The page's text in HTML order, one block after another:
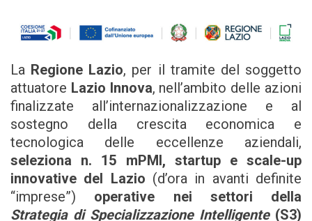
La Regione Lazio, per il tramite del soggetto
attuatore Lazio Innova, nell’ambito delle azioni
finalizzate all’internazionalizzazione e al
sostegno della crescita economica e
tecnologica delle eccellenze aziendali,
seleziona n. 15 mPMI, startup e scale-up
innovative del Lazio (d’ora in avanti definite
“imprese”) operative nei settori della
Strategia di Specializzazione Intelligente (S3)